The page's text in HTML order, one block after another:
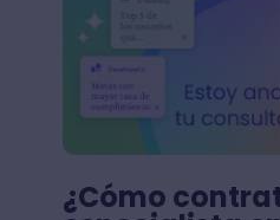
¿Cómo